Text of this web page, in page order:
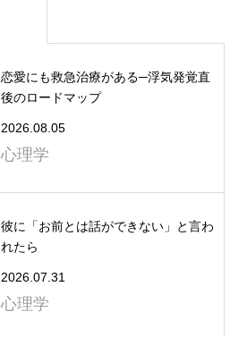
恋愛にも救急治療がある─浮気発覚直
後のロードマップ
2026.08.05
心理学
彼に「お前とは話ができない」と言わ
れたら
2026.07.31
心理学